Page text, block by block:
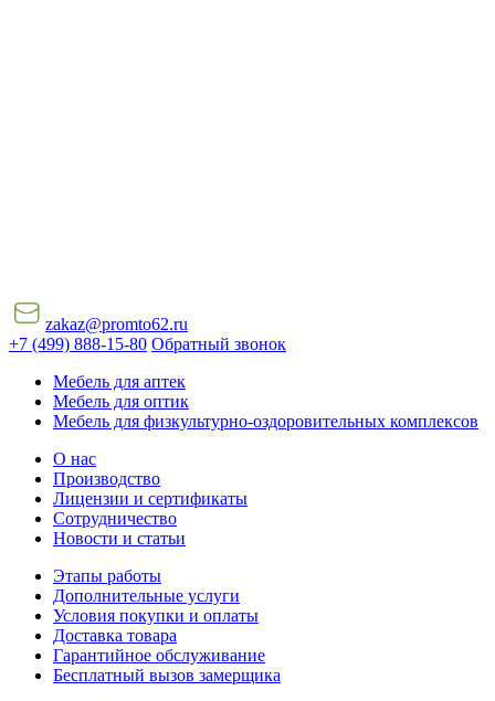
zakaz@promto62.ru
+7 (499) 888-15-80 Обратный звонок
Мебель для аптек
Мебель для оптик
Мебель для физкультурно-оздоровительных комплексов
О нас
Производство
Лицензии и сертификаты
Сотрудничество
Новости и статьи
Этапы работы
Дополнительные услуги
Условия покупки и оплаты
Доставка товара
Гарантийное обслуживание
Бесплатный вызов замерщика